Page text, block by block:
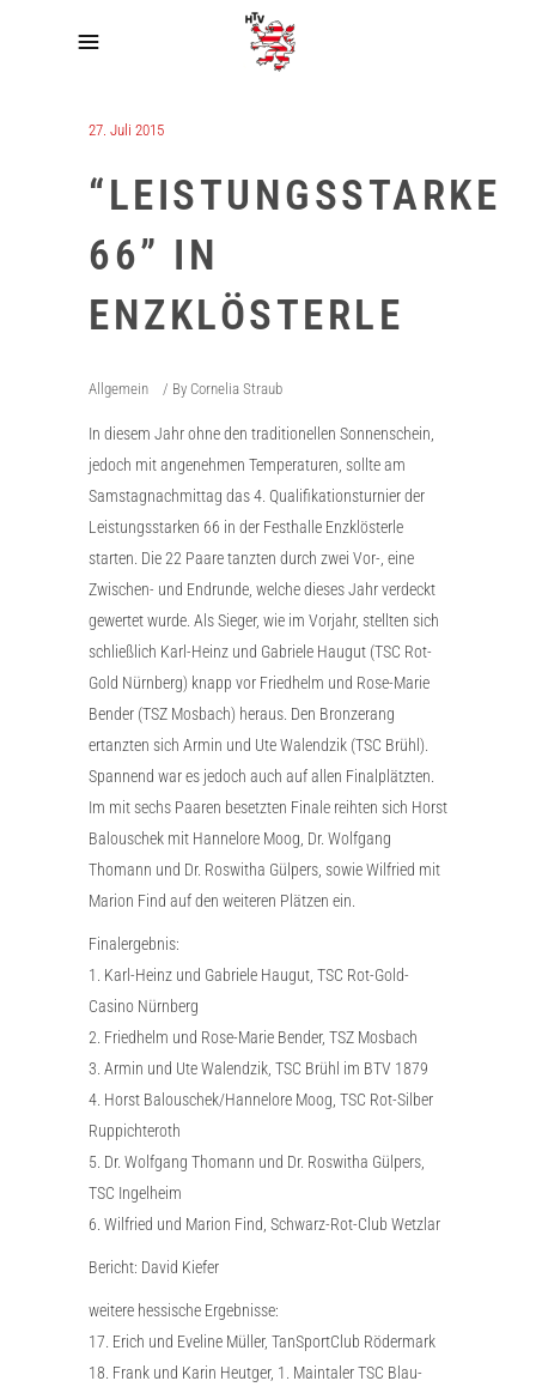
27. Juli 2015
“LEISTUNGSSTARKE
66” IN
ENZKLÖSTERLE
Allgemein By Cornelia Straub
In diesem Jahr ohne den traditionellen Sonnenschein,
jedoch mit angenehmen Temperaturen, sollte am
Samstagnachmittag das 4. Qualifikationsturnier der
Leistungsstarken 66 in der Festhalle Enzklösterle
starten. Die 22 Paare tanzten durch zwei Vor-, eine
Zwischen- und Endrunde, welche dieses Jahr verdeckt
gewertet wurde. Als Sieger, wie im Vorjahr, stellten sich
schließlich Karl-Heinz und Gabriele Haugut (TSC Rot-
Gold Nürnberg) knapp vor Friedhelm und Rose-Marie
Bender (TSZ Mosbach) heraus. Den Bronzerang
ertanzten sich Armin und Ute Walendzik (TSC Brühl).
Spannend war es jedoch auch auf allen Finalplätzten.
Im mit sechs Paaren besetzten Finale reihten sich Horst
Balouschek mit Hannelore Moog, Dr. Wolfgang
Thomann und Dr. Roswitha Gülpers, sowie Wilfried mit
Marion Find auf den weiteren Plätzen ein.
Finalergebnis:
1. Karl-Heinz und Gabriele Haugut, TSC Rot-Gold-
Casino Nürnberg
2. Friedhelm und Rose-Marie Bender, TSZ Mosbach
3. Armin und Ute Walendzik, TSC Brühl im BTV 1879
4. Horst Balouschek/Hannelore Moog, TSC Rot-Silber
Ruppichteroth
5. Dr. Wolfgang Thomann und Dr. Roswitha Gülpers,
TSC Ingelheim
6. Wilfried und Marion Find, Schwarz-Rot-Club Wetzlar
Bericht: David Kiefer
weitere hessische Ergebnisse:
17. Erich und Eveline Müller, TanSportClub Rödermark
18. Frank und Karin Heutger, 1. Maintaler TSC Blau-